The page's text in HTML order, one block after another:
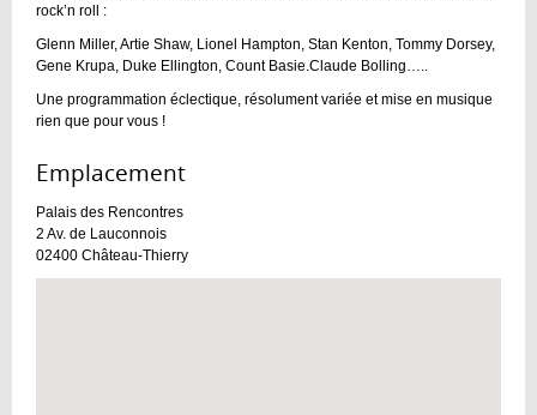
rock’n roll :
Glenn Miller, Artie Shaw, Lionel Hampton, Stan Kenton, Tommy Dorsey,
Gene Krupa, Duke Ellington, Count Basie.Claude Bolling…..
Une programmation éclectique, résolument variée et mise en musique
rien que pour vous !
Emplacement :
Palais des Rencontres
2 Av. de Lauconnois
02400 Château-Thierry